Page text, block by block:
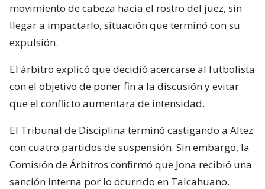
movimiento de cabeza hacia el rostro del juez, sin
llegar a impactarlo, situación que terminó con su
expulsión.
El árbitro explicó que decidió acercarse al futbolista
con el objetivo de poner fin a la discusión y evitar
que el conflicto aumentara de intensidad.
El Tribunal de Disciplina terminó castigando a Altez
con cuatro partidos de suspensión. Sin embargo, la
Comisión de Árbitros confirmó que Jona recibió una
sanción interna por lo ocurrido en Talcahuano.